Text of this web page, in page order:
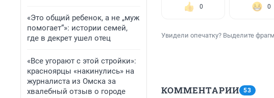
«Это общий ребенок, а не „муж
помогает“»: истории семей,
где в декрет ушел отец
«Все угорают с этой стройки»:
красноярцы «накинулись» на
журналиста из Омска за
хвалебный отзыв о городе
0 0
Увидели опечатку? Выделите
КОММЕНТАРИИ 53